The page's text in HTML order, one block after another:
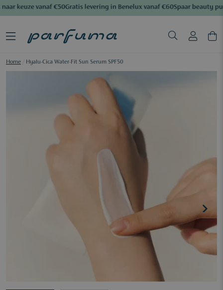
keuze vanaf €50Gratis levering in Benelux vanaf €60Spaar beauty
Home Hyalu-Cica Water-Fit Sun Serum SPF50